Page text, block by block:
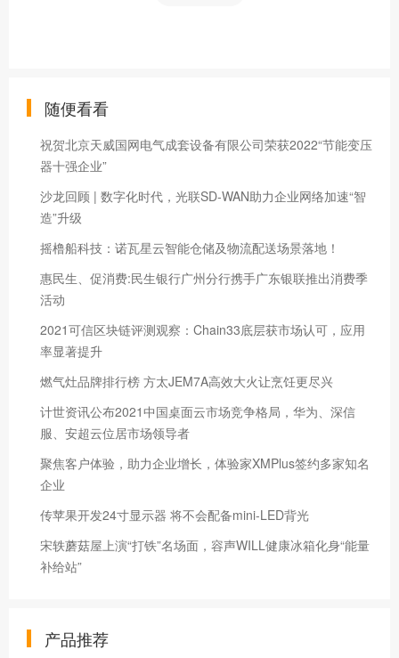
随便看看
祝贺北京天威国网电气成套设备有限公司荣获2022“节能变压
器十强企业”
沙龙回顾 | 数字化时代，光联SD-WAN助力企业网络加速“智
造”升级
摇橹船科技：诺瓦星云智能仓储及物流配送场景落地！
惠民生、促消费:民生银行广州分行携手广东银联推出消费季
活动
2021可信区块链评测观察：Chain33底层获市场认可，应用
率显著提升
燃气灶品牌排行榜 方太JEM7A高效大火让烹饪更尽兴
计世资讯公布2021中国桌面云市场竞争格局，华为、深信
服、安超云位居市场领导者
聚焦客户体验，助力企业增长，体验家XMPlus签约多家知名
企业
传苹果开发24寸显示器 将不会配备mini-LED背光
宋轶蘑菇屋上演“打铁”名场面，容声WILL健康冰箱化身“能量
补给站”
产品推荐